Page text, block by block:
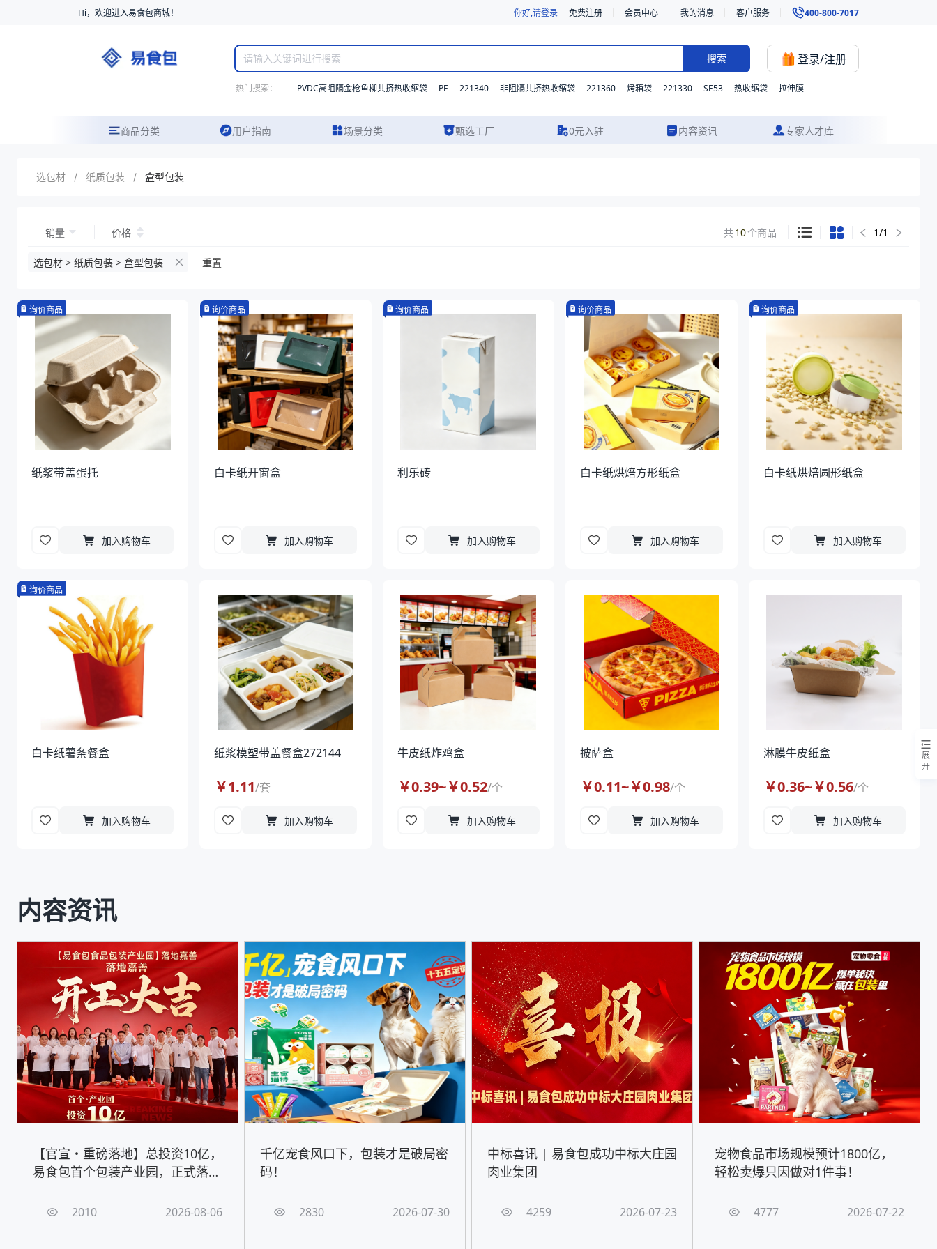
Hi，欢迎进入易食包商城！ 你好,请登录 免费注册 会员中心 我的消息 客户服务 400-800-7017
搜索 登录/注册
热门搜索： PVDC高阻隔金枪鱼柳共挤热收缩袋 PE 221340 非阻隔共挤热收缩袋 221360 烤箱袋 221330 SE53 热收缩袋 拉伸膜
商品分类 用户指南 场景分类 甄选工厂 0元入驻 内容资讯 专家人才库
选包材 / 纸质包装 / 盒型包装
销量 价格 共10个商品 1/1
选包材 > 纸质包装 > 盒型包装 重置
询价商品
纸浆带盖蛋托
加入购物车
询价商品
白卡纸开窗盒
加入购物车
询价商品
利乐砖
加入购物车
询价商品
白卡纸烘焙方形纸盒
加入购物车
询价商品
白卡纸烘焙圆形纸盒
加入购物车
询价商品
白卡纸薯条餐盒
加入购物车
纸浆模塑带盖餐盒272144
￥1.11/套
加入购物车
牛皮纸炸鸡盒
￥0.39~￥0.52/个
加入购物车
披萨盒
￥0.11~￥0.98/个
加入购物车
淋膜牛皮纸盒
￥0.36~￥0.56/个
加入购物车
内容资讯
【官宣・重磅落地】总投资10亿，
易食包首个包装产业园，正式落地
2010 2026-08-06
千亿宠食风口下，包装才是破局密
码！
2830 2026-07-30
中标喜讯 | 易食包成功中标大庄园
肉业集团
4259 2026-07-23
宠物食品市场规模预计1800亿，
轻松卖爆只因做对1件事！
4777 2026-07-22
展
开